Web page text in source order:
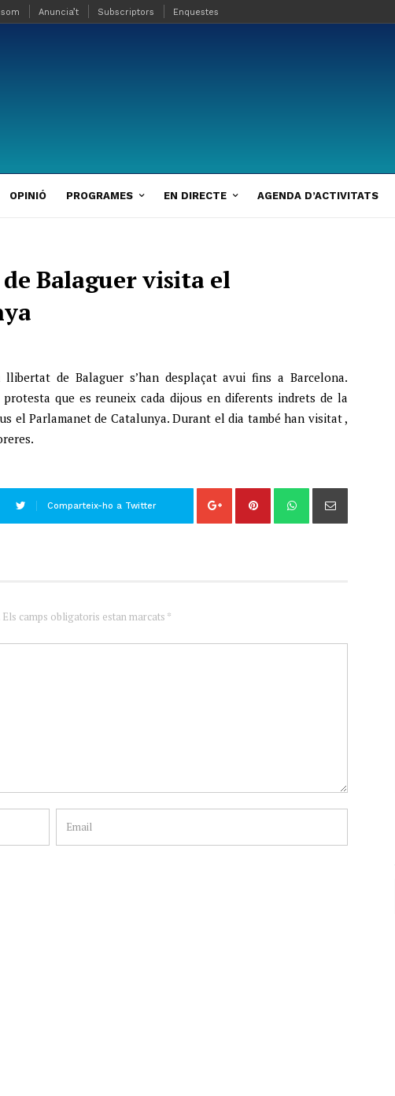
Anuncia’t Subscriptors Enquestes
OPINIÓ PROGRAMES EN DIRECTE AGENDA D’ACTIVITATS
Balaguer visita el
de Balaguer s’han desplaçat avui fins a Barcelona.
protesta que es reuneix cada dijous en diferents indrets de la
el Parlamanet de Catalunya. Durant el dia també han visitat ,
Comparteix-ho a Twitter
camps obligatoris estan marcats *